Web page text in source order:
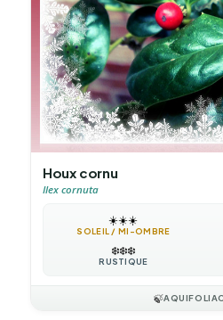
Houx cornu
Ilex cornuta
☀️☀️☀️
SOLEIL / MI-OMBRE
❄️❄️❄️
RUSTIQUE
🍃